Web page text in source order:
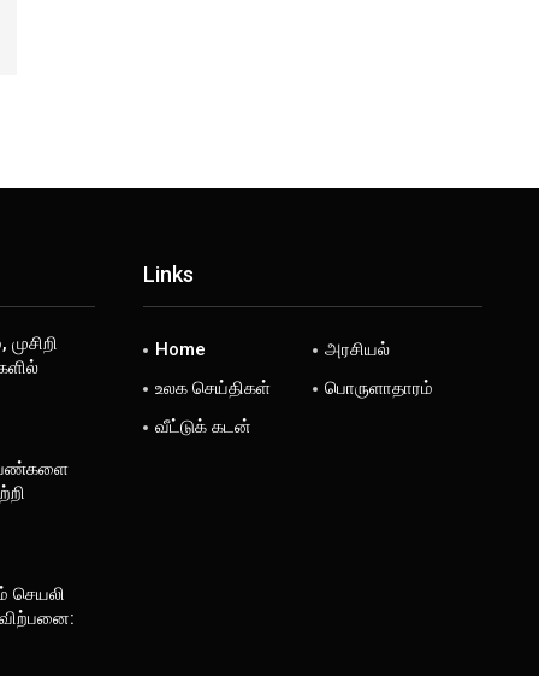
Links
Home
அரசியல்
உலக செய்திகள்
பொருளாதாரம்
வீட்டுக் கடன்